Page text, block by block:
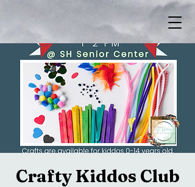
Crafty Kiddos Club